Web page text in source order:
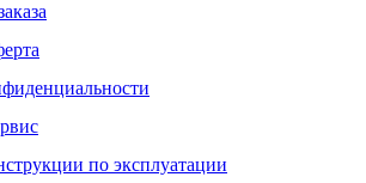
по эксплуатации